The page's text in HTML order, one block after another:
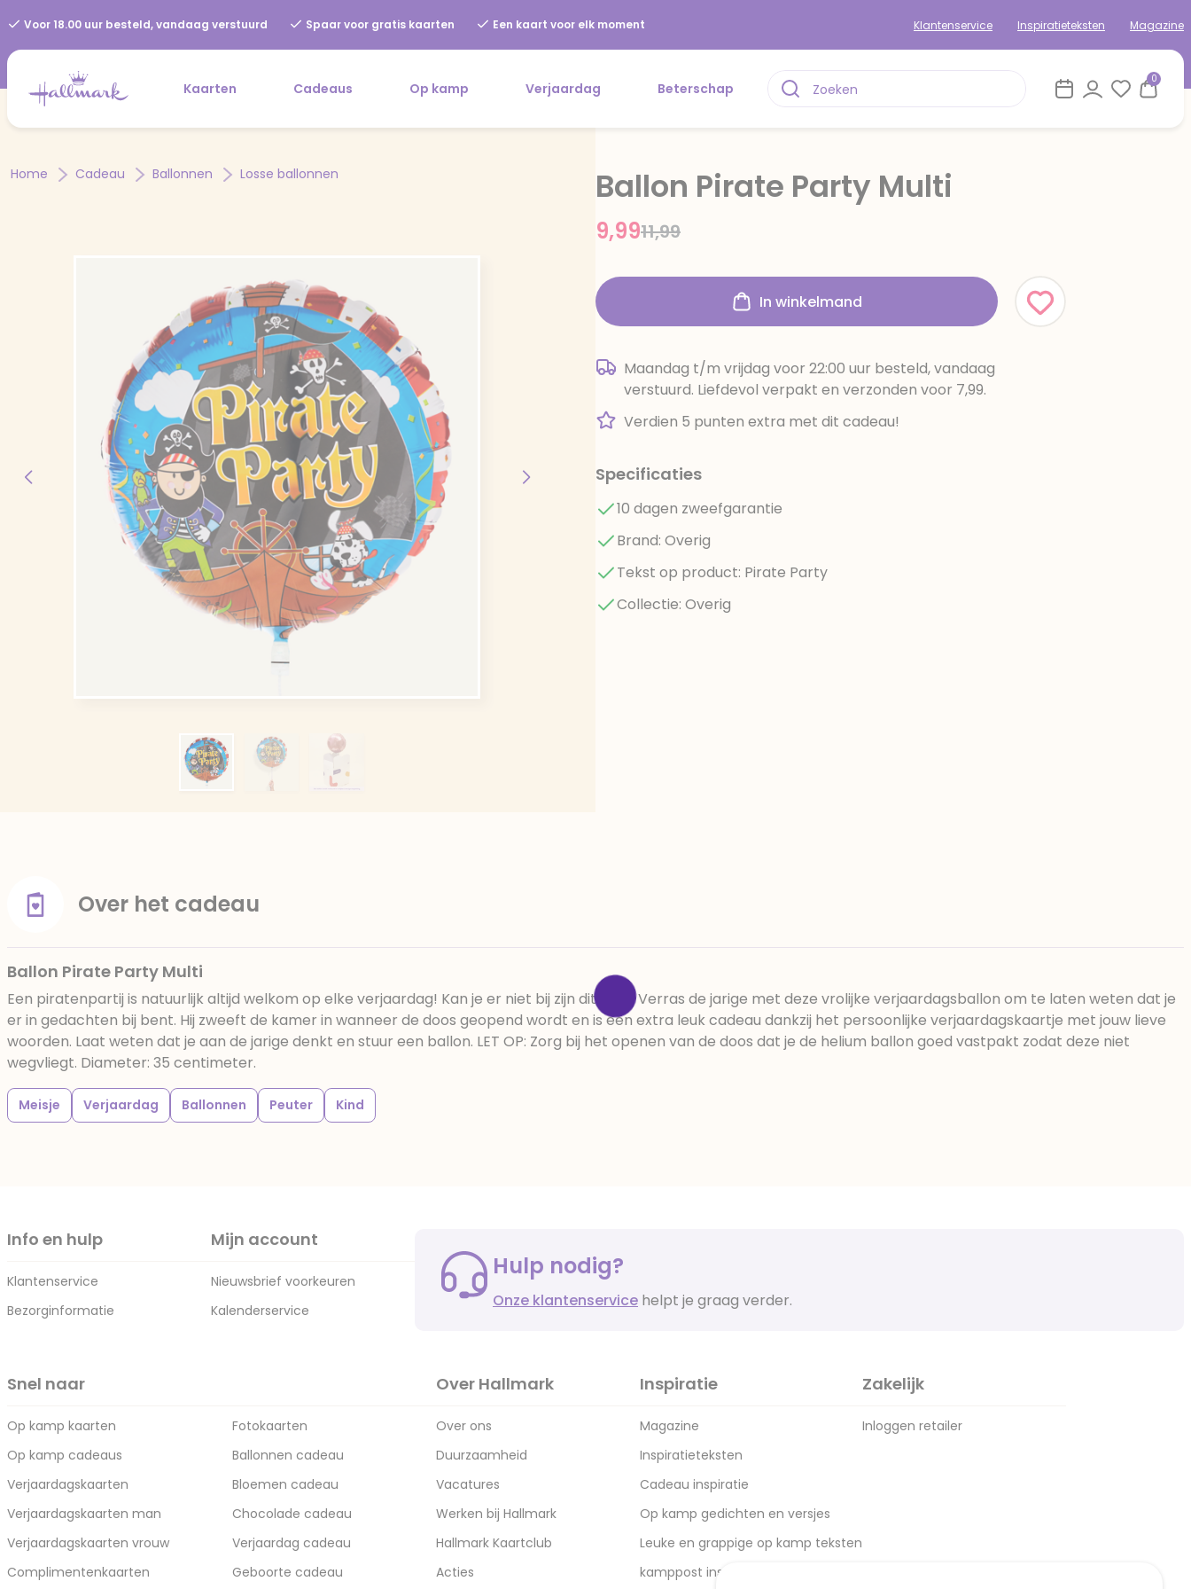
Voor 18.00 uur besteld, vandaag verstuurd Spaar voor gratis kaarten Een kaart voor elk moment Klantenservice Inspiratieteksten Magazine
Kaarten Cadeaus Op kamp Verjaardag Beterschap
0
Home Cadeau Ballonnen Losse ballonnen Ballon Pirate Party Multi
Price reduced from
11,99to
9,99
In winkelmand
Maandag t/m vrijdag voor 22:00 uur besteld, vandaag
verstuurd. Liefdevol verpakt en verzonden voor 7,99.
Verdien 5 punten extra met dit cadeau!
Specificaties
10 dagen zweefgarantie
Brand: Overig
Tekst op product: Pirate Party
Collectie: Overig
Over het cadeau
Ballon Pirate Party Multi
Een piratenpartij is natuurlijk altijd welkom op elke verjaardag! Kan je er niet bij zijn dit jaar? Verras de jarige met deze vrolijke verjaardagsballon om te laten weten dat je
er in gedachten bij bent. Hij zweeft de kamer in wanneer de doos geopend wordt en is een extra leuk cadeau dankzij het persoonlijke verjaardagskaartje met jouw lieve
woorden. Laat weten dat je aan de jarige denkt en stuur een ballon. LET OP: Zorg bij het openen van de doos dat je de helium ballon goed vastpakt zodat deze niet
wegvliegt. Diameter: 35 centimeter.
Meisje Verjaardag Ballonnen Peuter Kind
Info en hulp
Klantenservice
Bezorginformatie
Mijn account
Nieuwsbrief voorkeuren
Kalenderservice
Hulp nodig?
Onze klantenservice helpt je graag verder.
Snel naar
Op kamp kaarten
Op kamp cadeaus
Verjaardagskaarten
Verjaardagskaarten man
Verjaardagskaarten vrouw
Complimentenkaarten
Fotokaarten
Ballonnen cadeau
Bloemen cadeau
Chocolade cadeau
Verjaardag cadeau
Geboorte cadeau
Over Hallmark
Over ons
Duurzaamheid
Vacatures
Werken bij Hallmark
Hallmark Kaartclub
Acties
Inspiratie
Magazine
Inspiratieteksten
Cadeau inspiratie
Op kamp gedichten en versjes
Leuke en grappige op kamp teksten
kamppost inspiratie
Zakelijk
Inloggen retailer